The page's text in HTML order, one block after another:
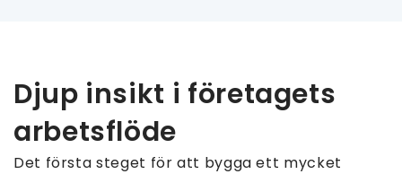
Djup insikt i företagets
arbetsflöde
Det första steget för att bygga ett mycket